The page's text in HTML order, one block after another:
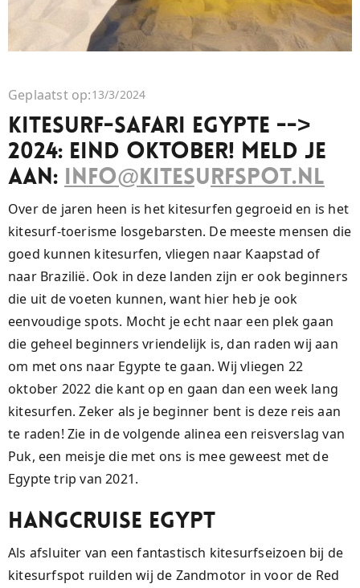
Geplaatst op:13/3/2024
Kitesurf-safari Egypte -->
2024: Eind oktober! MELD JE
AAN: info@kitesurfspot.nl
Over de jaren heen is het kitesurfen gegroeid en is het
kitesurf-toerisme losgebarsten. De meeste mensen die
goed kunnen kitesurfen, vliegen naar Kaapstad of
naar Brazilië. Ook in deze landen zijn er ook beginners
die uit de voeten kunnen, want hier heb je ook
eenvoudige spots. Mocht je echt naar een plek gaan
die geheel beginners vriendelijk is, dan raden wij aan
om met ons naar Egypte te gaan. Wij vliegen 22
oktober 2022 die kant op en gaan dan een week lang
kitesurfen. Zeker als je beginner bent is deze reis aan
te raden! Zie in de volgende alinea een reisverslag van
Puk, een meisje die met ons is mee geweest met de
Egypte trip van 2021.
HANGCRUISE EGYPT
Als afsluiter van een fantastisch kitesurfseizoen bij de
kitesurfspot ruilden wij de Zandmotor in voor de Red